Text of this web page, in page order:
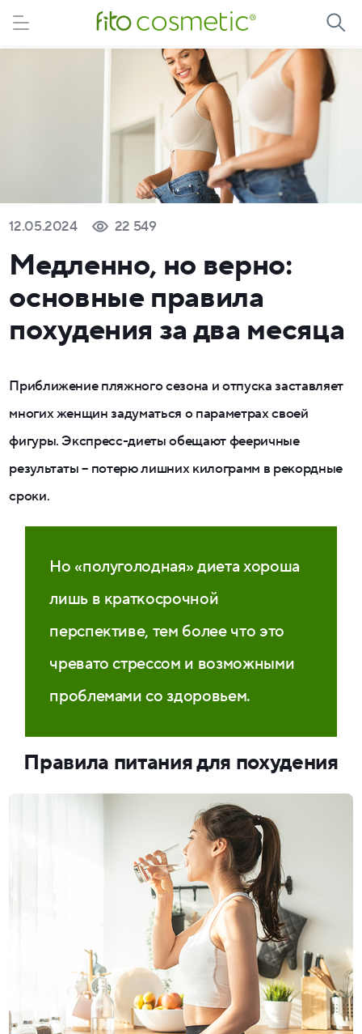
12.05.2024 22 549
Медленно, но верно:
основные правила
похудения за два месяца
Приближение пляжного сезона и отпуска заставляет
многих женщин задуматься о параметрах своей
фигуры. Экспресс-диеты обещают фееричные
результаты – потерю лишних килограмм в рекордные
сроки.
Но «полуголодная» диета хороша
лишь в краткосрочной
перспективе, тем более что это
чревато стрессом и возможными
проблемами со здоровьем.
Правила питания для похудения